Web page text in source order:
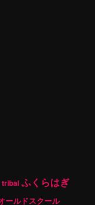
tribal ふくらはぎ
ールドスクール